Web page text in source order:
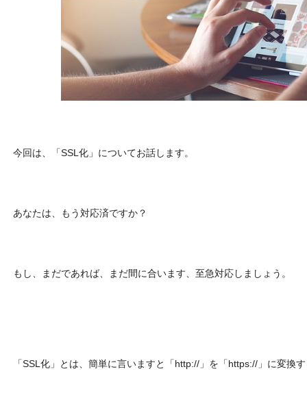
今回は、「SSL化」についてお話します。
あなたは、もう対応済ですか？
もし、まだであれば、まだ間に合います、至急対応しましょう。
「SSL化」とは、簡単に言いますと「http://」を「https://」に変換
on書籍出版、多拠点居住の暮らしぶり、旅行業務取扱管理者、宅建等